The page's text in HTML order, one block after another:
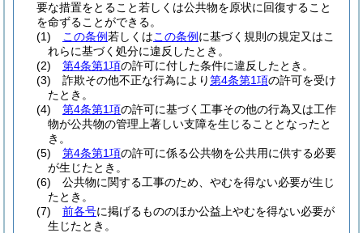
要な措置をとること若しくは公共物を原状に回復すること
を命ずることができる。
(1)
この条例若しくはこの条例 に基づく規則の規定又はこ
れらに基づく処分に違反したとき。
(2)
第4条第1項の許可に付した条件に違反したとき。
(3)
詐欺その他不正な行為により第4条第1項の許可を受け
たとき。
(4)
第4条第1項の許可に基づく工事その他の行為又は工作
物が公共物の管理上著しい支障を生じることとなったと
き。
(5)
第4条第1項の許可に係る公共物を公共用に供する必要
が生じたとき。
(6)
公共物に関する工事のため、やむを得ない必要が生じ
たとき。
(7)
前各号に掲げるもののほか公益上やむを得ない必要が
生じたとき。